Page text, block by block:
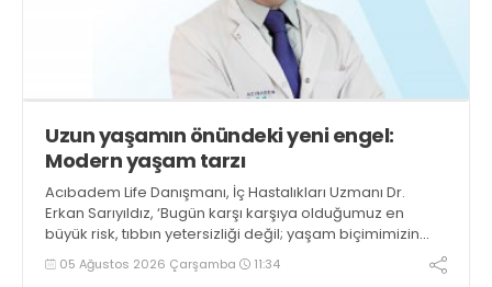
Uzun yaşamın önündeki yeni engel:
Modern yaşam tarzı
Acıbadem Life Danışmanı, İç Hastalıkları Uzmanı Dr.
Erkan Sarıyıldız, ‘Bugün karşı karşıya olduğumuz en
büyük risk, tıbbın yetersizliği değil; yaşam biçimimizin
sağlığımızın önüne geçmiş olmasıdır. Çocuklarımızın
bizden daha uzun ve daha sağlıklı yaşaması hâlâ
05 Ağustos 2026 Çarşamba 11:34